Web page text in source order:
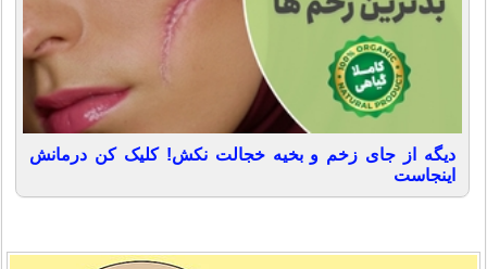
دیگه از جای زخم و بخیه خجالت نکش! کلیک کن درمانش
اینجاست